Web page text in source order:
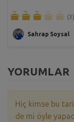
(3)
Sahrap Soysal
YORUMLAR
Hiç kimse bu
de mi öyle